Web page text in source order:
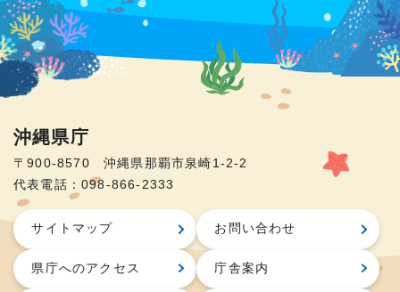
沖縄県庁
〒900-8570 沖縄県那覇市泉崎1-2-2
代表電話：098-866-2333
サイトマップ お問い合わせ
県庁へのアクセス 庁舎案内